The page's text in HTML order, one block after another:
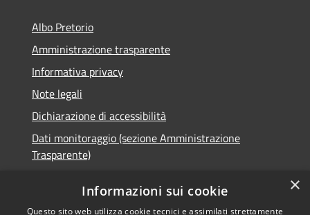
Albo Pretorio
Amministrazione trasparente
Informativa privacy
Note legali
Dichiarazione di accessibilità
Dati monitoraggio (sezione Amministrazione
Trasparente)
×
Informazioni sui cookie
Questo sito web utilizza cookie tecnici e assimilati strettamente